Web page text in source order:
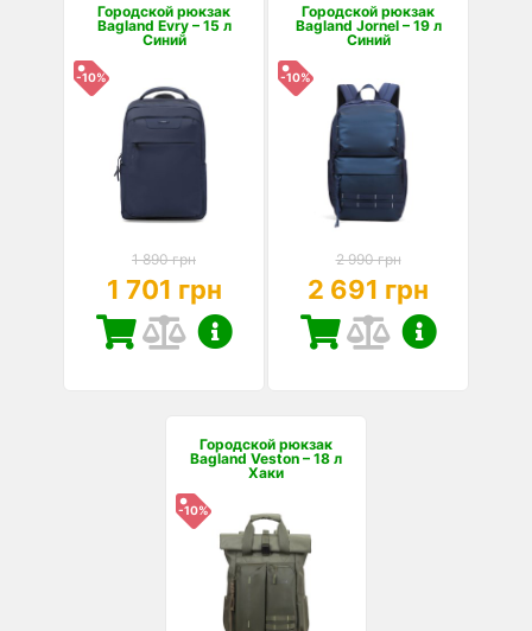
Городской рюкзак
Bagland Evry – 15 л
Синий
-10%
1 890 грн
1 701 грн
Городской рюкзак
Bagland Jornel – 19 л
Синий
-10%
2 990 грн
2 691 грн
Городской рюкзак
Bagland Veston – 18 л
Хаки
-10%